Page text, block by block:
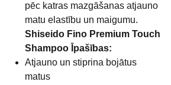
pēc katras mazgāšanas atjauno
matu elastību un maigumu.
Shiseido Fino Premium Touch
Shampoo Īpašības:
Atjauno un stiprina bojātus
matus